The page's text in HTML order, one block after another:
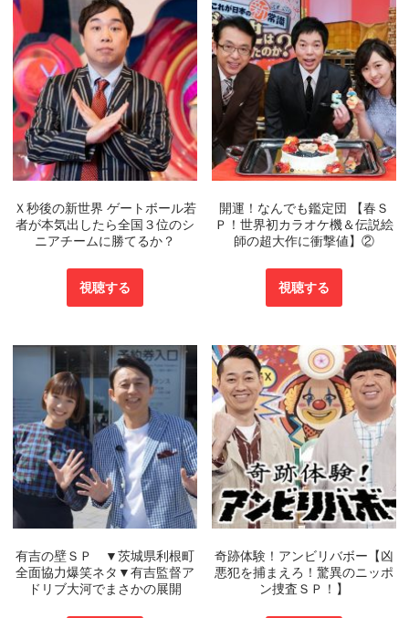
Ｘ秒後の新世界 ゲートボール若
者が本気出したら全国３位のシ
ニアチームに勝てるか？
視聴する
開運！なんでも鑑定団 【春Ｓ
Ｐ！世界初カラオケ機＆伝説絵
師の超大作に衝撃値】②
視聴する
有吉の壁ＳＰ ▼茨城県利根町
全面協力爆笑ネタ▼有吉監督ア
ドリブ大河でまさかの展開
奇跡体験！アンビリバボー【凶
悪犯を捕まえろ！驚異のニッポ
ン捜査ＳＰ！】